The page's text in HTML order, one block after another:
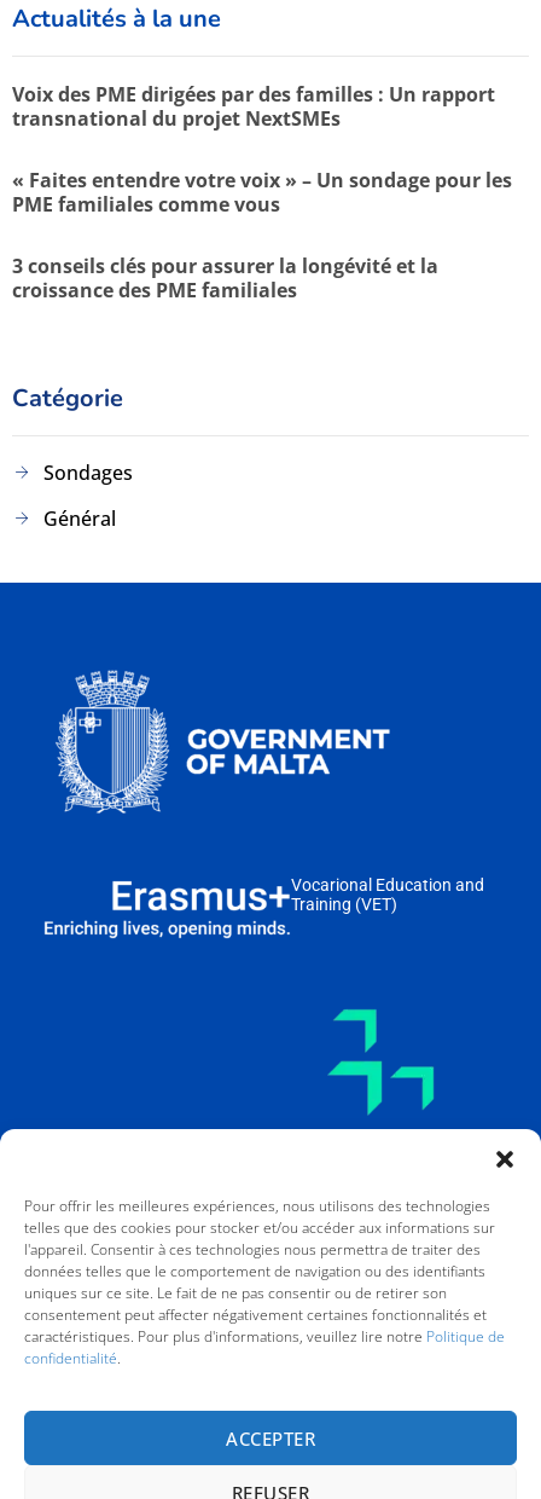
Pour offrir les meilleures expériences, nous utilisons des technologies
telles que des cookies pour stocker et/ou accéder aux informations sur
l'appareil. Consentir à ces technologies nous permettra de traiter des
données telles que le comportement de navigation ou des identifiants
uniques sur ce site. Le fait de ne pas consentir ou de retirer son
consentement peut affecter négativement certaines fonctionnalités et
caractéristiques. Pour plus d'informations, veuillez lire notre Politique de
confidentialité.
ACCEPTER
REFUSER
Actualités à la une
Voix des PME dirigées par des familles : Un rapport
transnational du projet NextSMEs
« Faites entendre votre voix » – Un sondage pour les
PME familiales comme vous
3 conseils clés pour assurer la longévité et la
croissance des PME familiales
Catégorie
Sondages
Général
Vocarional Education and
Training (VET)
n’engagent toutefois que leur(s) auteur(s) et ne reflètent pas
nécessairement ceux de l’Union européenne ou de l’Agence exécutive